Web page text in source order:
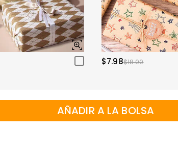
$7.98$18.00
AÑADIR A LA BOLSA